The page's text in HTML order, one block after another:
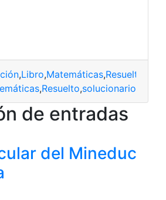
,Libro,Matemáticas,Resueltos
,Resuelto,solucionario
de entradas
del Mineduc